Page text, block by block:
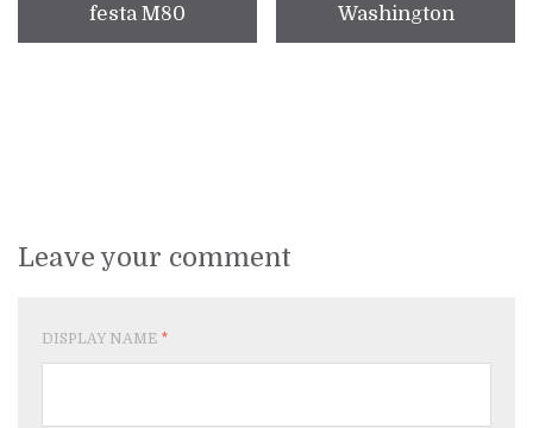
festa M80
Washington
Leave your comment
DISPLAY NAME *